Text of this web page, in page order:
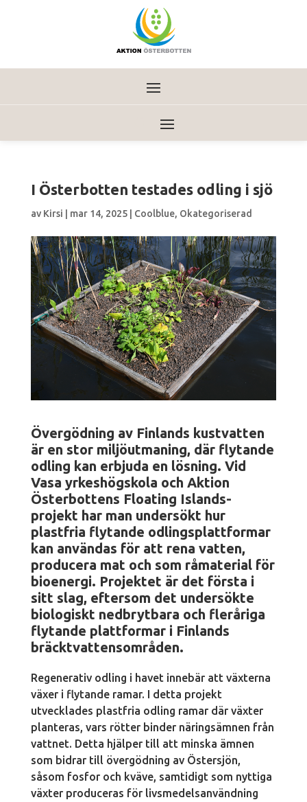
I Österbotten testades odling i sjö
av Kirsi mar 14, 2025| Coolblue, Okategoriserad
Övergödning av Finlands kustvatten
är en stor miljöutmaning, där flytande
odling kan erbjuda en lösning. Vid
Vasa yrkeshögskola och Aktion
Österbottens Floating Islands-
projekt har man undersökt hur
plastfria flytande odlingsplattformar
kan användas för att rena vatten,
producera mat och som råmaterial för
bioenergi. Projektet är det första i
sitt slag, eftersom det undersökte
biologiskt nedbrytbara och fleråriga
flytande plattformar i Finlands
bräcktvattensområden.
Regenerativ odling i havet innebär att växterna
växer i flytande ramar. I detta projekt
utvecklades plastfria odling ramar där växter
planteras, vars rötter binder näringsämnen från
vattnet. Detta hjälper till att minska ämnen
som bidrar till övergödning av Östersjön,
såsom fosfor och kväve, samtidigt som nyttiga
växter produceras för livsmedelsanvändning